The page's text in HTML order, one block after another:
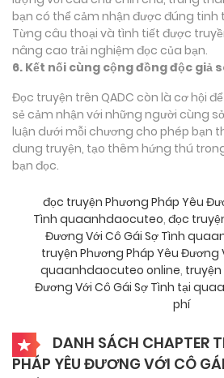
bạn có thể cảm nhận được đúng tinh
Từng câu thoại và tình tiết được
nâng cao trải nghiệm đọc của bạn.
6. Kết nối cùng cộng đồng độc giả
Đọc truyện trên QADC còn là cơ hội
sẻ cảm nhận với những người cùng
luận dưới mỗi chương cho phép bạn
dung truyện, tạo thêm hứng thú
bạn đọc.
đọc truyện Phương Pháp Yêu
Tình quaanhdaocuteo, đọc
Đương Với Cô Gái Sợ Tình
truyện Phương Pháp Yêu Đương
quaanhdaocuteo online, truyện
Đương Với Cô Gái Sợ Tình tại
phí
DANH SÁCH CHAPTER
PHÁP YÊU ĐƯƠNG VỚI CÔ